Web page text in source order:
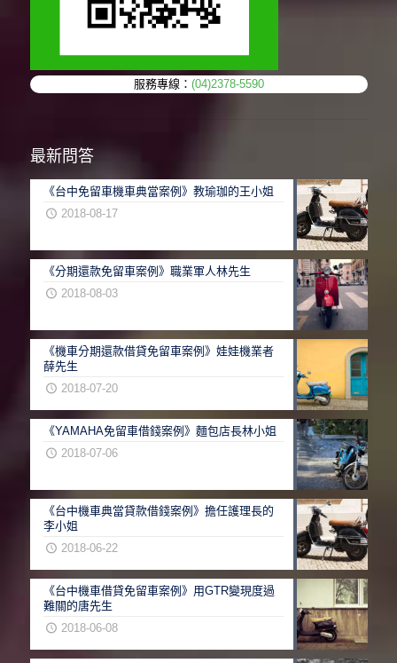
服務專線： (04)2378-5590
最新問答
《台中免留車機車典當案例》教瑜珈的王小姐
2018-08-17
《分期還款免留車案例》職業軍人林先生
2018-08-03
《機車分期還款借貸免留車案例》娃娃機業者
薛先生
2018-07-20
《YAMAHA免留車借錢案例》麵包店長林小姐
2018-07-06
《台中機車典當貸款借錢案例》擔任護理長的
李小姐
2018-06-22
《台中機車借貸免留車案例》用GTR變現度過
難關的唐先生
2018-06-08